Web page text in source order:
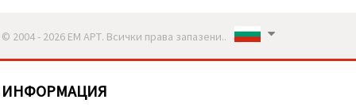
© 2004 - 2026 ЕМ АРТ. Всички права запазени..
ИНФОРМАЦИЯ